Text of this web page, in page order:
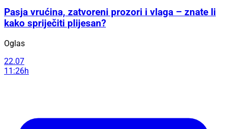
Pasja vrućina, zatvoreni prozori i vlaga – znate li
kako spriječiti plijesan?
Oglas
22.07
11:26h